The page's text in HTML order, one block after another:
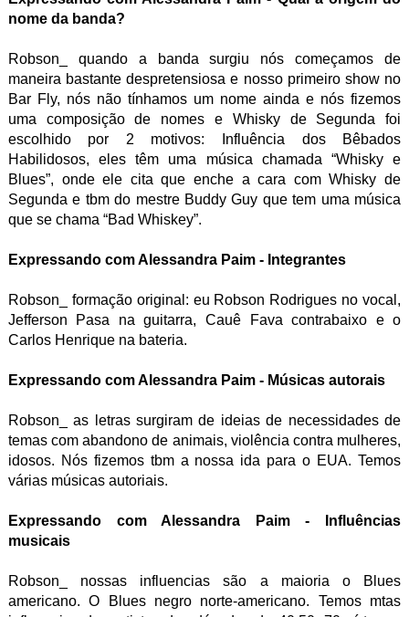
nome da banda?
Robson_ quando a banda surgiu nós começamos de
maneira bastante despretensiosa e nosso primeiro show no
Bar Fly, nós não tínhamos um nome ainda e nós fizemos
uma composição de nomes e Whisky de Segunda foi
escolhido por 2 motivos: Influência dos Bêbados
Habilidosos, eles têm uma música chamada “Whisky e
Blues”, onde ele cita que enche a cara com Whisky de
Segunda e tbm do mestre Buddy Guy que tem uma música
que se chama “Bad Whiskey”.
Expressando com Alessandra Paim - Integrantes
Robson_ formação original: eu Robson Rodrigues no vocal,
Jefferson Pasa na guitarra, Cauê Fava contrabaixo e o
Carlos Henrique na bateria.
Expressando com Alessandra Paim - Músicas autorais
Robson_ as letras surgiram de ideias de necessidades de
temas com abandono de animais, violência contra mulheres,
idosos. Nós fizemos tbm a nossa ida para o EUA. Temos
várias músicas autoriais.
Expressando com Alessandra Paim - Influências
musicais
Robson_ nossas influencias são a maioria o Blues
americano. O Blues negro norte-americano. Temos mtas